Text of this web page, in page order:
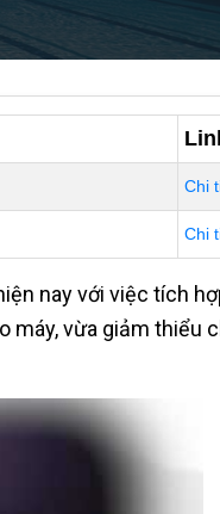
Chi
Chi
nay với việc tích
máy, vừa giảm thiểu